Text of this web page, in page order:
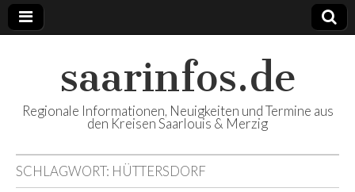
saarinfos.de
Regionale Informationen, Neuigkeiten und Termine aus
den Kreisen Saarlouis & Merzig
SCHLAGWORT: HÜTTERSDORF